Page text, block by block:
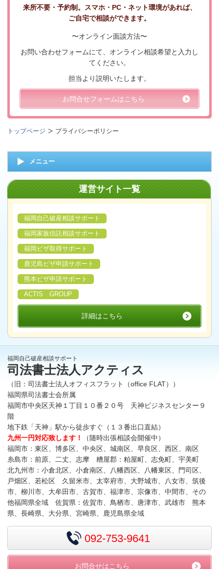
来所不要・予約制。スマホ・PC・ネット環境があれば、
ご自宅で相談ができます。
〜オンライン面談方法〜
お問い合わせフォームにて、オンライン相談希望と入力し
てください。
担当より説明いたします。
お問合せフォームはこちら
トップページ プライバシーポリシー
メニュー
運営サイト一覧
福岡自己破産相談サポート
福岡家族信託相談サポート
福岡ビザ取得サポート
鹿児島ビザ申請サポート
熊本ビザ申請サポート
ACTIS GROUP
詳細はこちら
福岡自己破産相談サポート
司法書士法人アクティス
（旧：司法書士法人オフィスフラット（office FLAT））
福岡県司法書士会所属
福岡市中央区天神１丁目１０番２０号 天神ビジネスセンター９
階
地下鉄「天神」駅から徒歩すぐ（１３番出口直結）
九州一円対応致します！
（随時出張相談会開催中）
福岡市：東区、博多区、中央区、城南区、早良区、西区、南区
糸島市：前原、二丈、志摩 糟屋郡：粕屋町、志免町、宇美町
北九州市：小倉北区、小倉南区、八幡西区、八幡東区、門司区、
戸畑区、若松区 久留米市、太宰府市、大野城市、八女市、筑後
市、柳川市、大牟田市、古賀市、福津市、宗像市、中間市、その
他福岡県全域 佐賀県：佐賀市、鳥栖市、唐津市、武雄市 熊本
県、長崎県、大分県、宮崎県、鹿児島県全域
092-753-9641
お問合せはこちら